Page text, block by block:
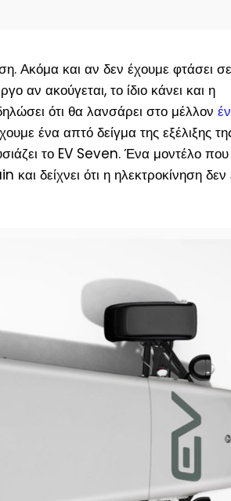
Ακόμα και αν δεν έχουμε φτάσει
αν ακούγεται, το ίδιο κάνει και η
ότι θα λανσάρει στο μέλλον
ένα απτό δείγμα της εξέλιξης
το EV Seven. Ένα μοντέλο που
δείχνει ότι η ηλεκτροκίνηση δεν